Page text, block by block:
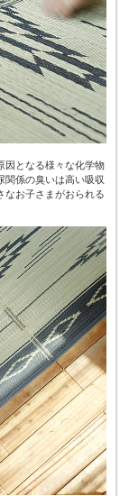
因となる様々な化学物
関係の臭いは高い吸収
なお子さまがおられる